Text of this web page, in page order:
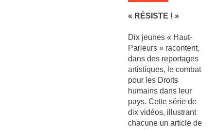
« RÉSISTE ! »
Dix jeunes « Haut-
Parleurs » racontent,
dans des reportages
artistiques, le combat
pour les Droits
humains dans leur
pays. Cette série de
dix vidéos, illustrant
chacune un article de